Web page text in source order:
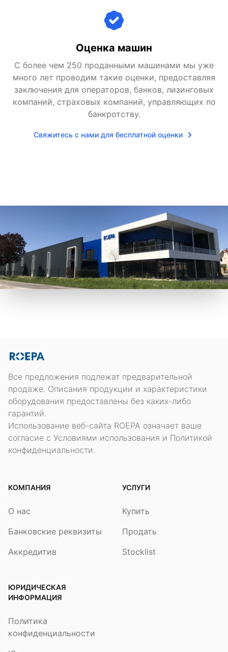
Оценка машин
С более чем 250 проданными машинами мы уже
много лет проводим такие оценки, предоставляя
заключения для операторов, банков, лизинговых
компаний, страховых компаний, управляющих по
банкротству.
Свяжитесь с нами для бесплатной оценки
Все предложения подлежат предварительной
продаже. Описания продукции и характеристики
оборудования предоставлены без каких-либо
гарантий.
Использование веб-сайта ROEPA означает ваше
согласие с Условиями использования и Политикой
конфиденциальности.
КОМПАНИЯ
О нас
Банковские реквизиты
Аккредитив
УСЛУГИ
Купить
Продать
Stocklist
ЮРИДИЧЕСКАЯ
ИНФОРМАЦИЯ
Политика
конфиденциальности